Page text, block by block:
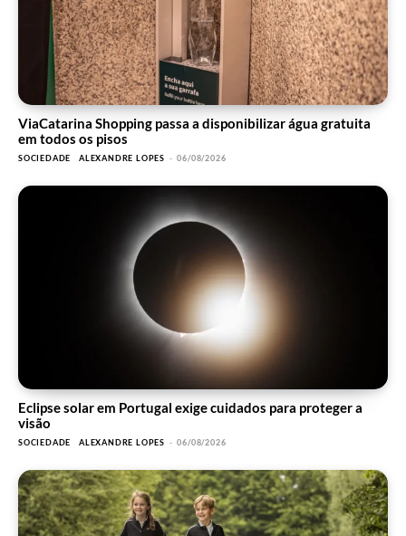
ViaCatarina Shopping passa a disponibilizar água gratuita
em todos os pisos
SOCIEDADE ALEXANDRE LOPES - 06/08/2026
Eclipse solar em Portugal exige cuidados para proteger a
visão
SOCIEDADE ALEXANDRE LOPES - 06/08/2026